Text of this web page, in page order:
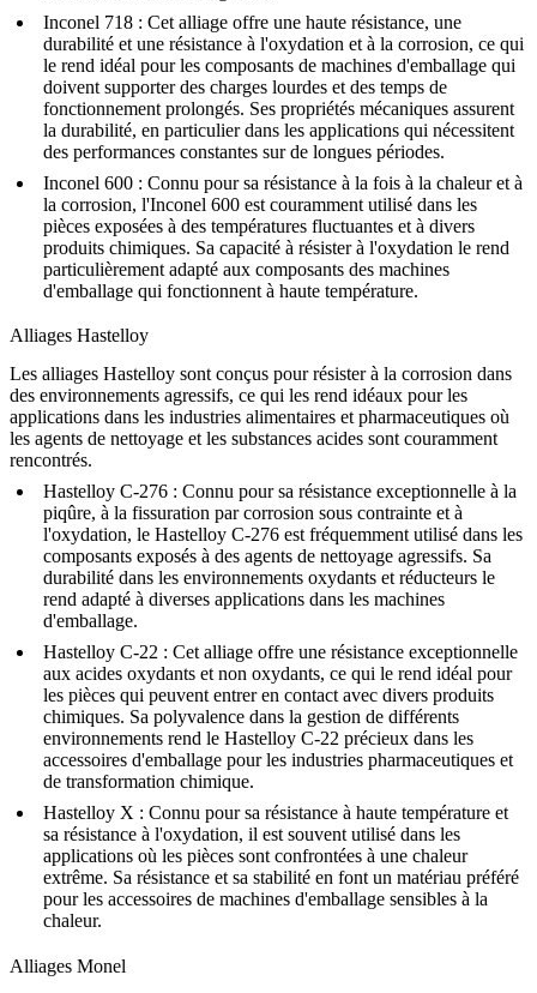
Inconel 718 : Cet alliage offre une haute résistance, une
durabilité et une résistance à l'oxydation et à la corrosion, ce qui
le rend idéal pour les composants de machines d'emballage qui
doivent supporter des charges lourdes et des temps de
fonctionnement prolongés. Ses propriétés mécaniques assurent
la durabilité, en particulier dans les applications qui nécessitent
des performances constantes sur de longues périodes.
Inconel 600 : Connu pour sa résistance à la fois à la chaleur et à
la corrosion, l'Inconel 600 est couramment utilisé dans les
pièces exposées à des températures fluctuantes et à divers
produits chimiques. Sa capacité à résister à l'oxydation le rend
particulièrement adapté aux composants des machines
d'emballage qui fonctionnent à haute température.
Alliages Hastelloy
Les alliages Hastelloy sont conçus pour résister à la corrosion dans
des environnements agressifs, ce qui les rend idéaux pour les
applications dans les industries alimentaires et pharmaceutiques où
les agents de nettoyage et les substances acides sont couramment
rencontrés.
Hastelloy C-276 : Connu pour sa résistance exceptionnelle à la
piqûre, à la fissuration par corrosion sous contrainte et à
l'oxydation, le Hastelloy C-276 est fréquemment utilisé dans les
composants exposés à des agents de nettoyage agressifs. Sa
durabilité dans les environnements oxydants et réducteurs le
rend adapté à diverses applications dans les machines
d'emballage.
Hastelloy C-22 : Cet alliage offre une résistance exceptionnelle
aux acides oxydants et non oxydants, ce qui le rend idéal pour
les pièces qui peuvent entrer en contact avec divers produits
chimiques. Sa polyvalence dans la gestion de différents
environnements rend le Hastelloy C-22 précieux dans les
accessoires d'emballage pour les industries pharmaceutiques et
de transformation chimique.
Hastelloy X : Connu pour sa résistance à haute température et
sa résistance à l'oxydation, il est souvent utilisé dans les
applications où les pièces sont confrontées à une chaleur
extrême. Sa résistance et sa stabilité en font un matériau préféré
pour les accessoires de machines d'emballage sensibles à la
chaleur.
Alliages Monel